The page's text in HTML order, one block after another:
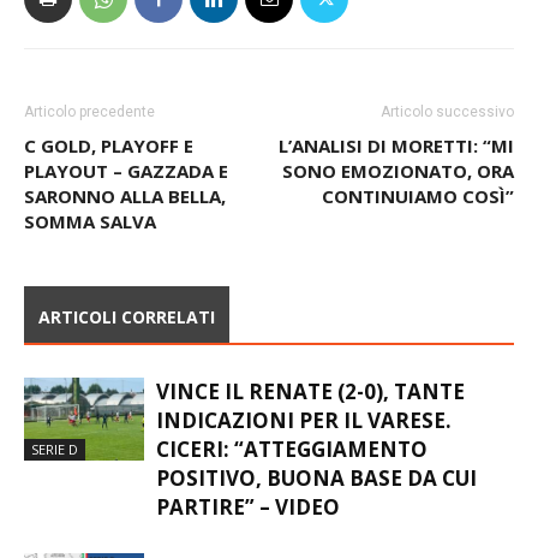
Articolo precedente
C GOLD, PLAYOFF E
PLAYOUT – GAZZADA E
SARONNO ALLA BELLA,
SOMMA SALVA
Articolo successivo
L’ANALISI DI MORETTI: “MI
SONO EMOZIONATO, ORA
CONTINUIAMO COSÌ”
ARTICOLI CORRELATI
SERIE D
VINCE IL RENATE (2-0), TANTE
INDICAZIONI PER IL VARESE.
CICERI: “ATTEGGIAMENTO
POSITIVO, BUONA BASE DA CUI
PARTIRE” – VIDEO